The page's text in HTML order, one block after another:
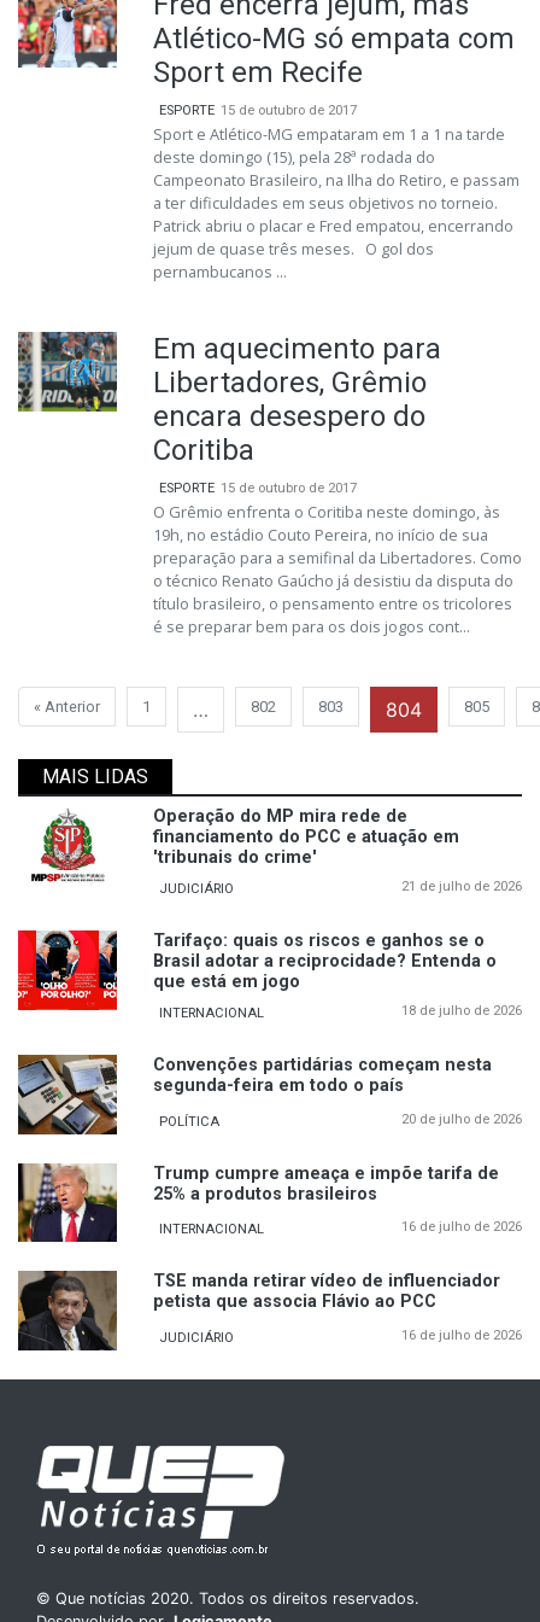
Atlético-MG só empata com
Sport em Recife
ESPORTE 15 de outubro de 2017
Sport e Atlético-MG empataram em 1 a 1 na tarde
deste domingo (15), pela 28ª rodada do
Campeonato Brasileiro, na Ilha do Retiro, e passam
a ter dificuldades em seus objetivos no torneio.
Patrick abriu o placar e Fred empatou, encerrando
jejum de quase três meses. O gol dos
pernambucanos ...
Em aquecimento para
Libertadores, Grêmio
encara desespero do
Coritiba
ESPORTE 15 de outubro de 2017
O Grêmio enfrenta o Coritiba neste domingo, às
19h, no estádio Couto Pereira, no início de sua
preparação para a semifinal da Libertadores. Como
o técnico Renato Gaúcho já desistiu da disputa do
título brasileiro, o pensamento entre os tricolores
é se preparar bem para os dois jogos cont...
« Anterior 1 … 802 803 804 805
MAIS LIDAS
Operação do MP mira rede de
financiamento do PCC e atuação em
'tribunais do crime'
JUDICIÁRIO 21 de julho de 2026
Tarifaço: quais os riscos e ganhos se o
Brasil adotar a reciprocidade? Entenda o
que está em jogo
INTERNACIONAL 18 de julho de 2026
Convenções partidárias começam nesta
segunda-feira em todo o país
POLÍTICA 20 de julho de 2026
Trump cumpre ameaça e impõe tarifa de
25% a produtos brasileiros
INTERNACIONAL 16 de julho de 2026
TSE manda retirar vídeo de influenciador
petista que associa Flávio ao PCC
JUDICIÁRIO 16 de julho de 2026
© Que notícias 2020. Todos os direitos reservados.